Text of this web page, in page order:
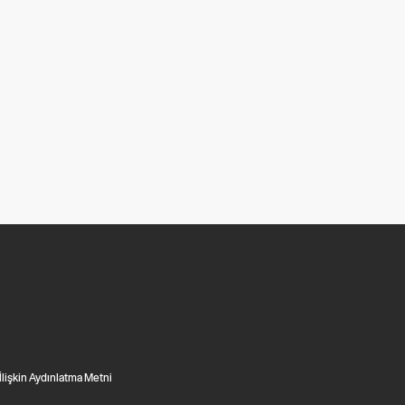
Aydınlatma Metni